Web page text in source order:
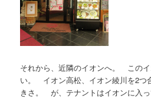
それから、近隣のイオンへ。 この
い。 イオン高松、イオン綾川を2つ
きさ。 が、テナントはイオンに入